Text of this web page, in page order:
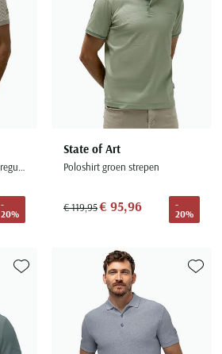
Geprinte v-hals polo beige regular fit
-
20%
State of Art
Poloshirt groen strepen
€ 119,95€ 95,96
-
20%
Toevoegen aan favorieten